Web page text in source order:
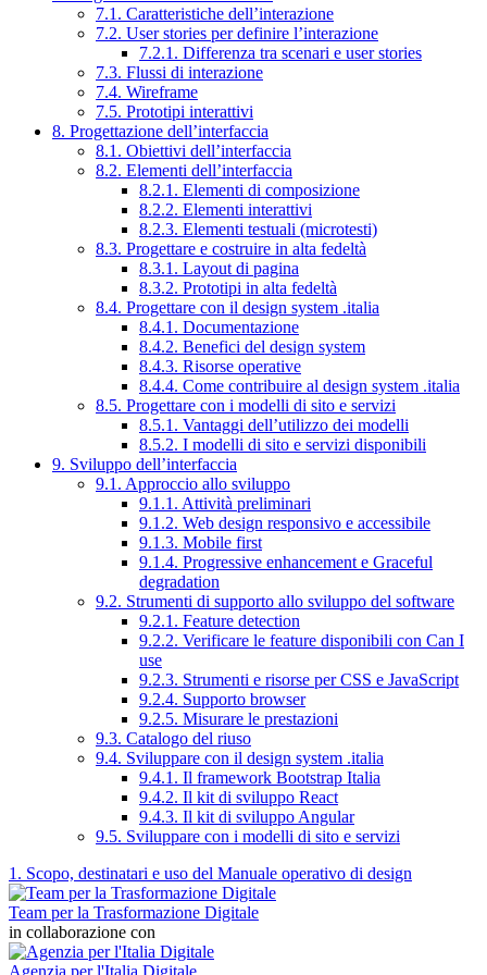
7.1. Caratteristiche dell’interazione
7.2. User stories per definire l’interazione
7.2.1. Differenza tra scenari e user stories
7.3. Flussi di interazione
7.4. Wireframe
7.5. Prototipi interattivi
8. Progettazione dell’interfaccia
8.1. Obiettivi dell’interfaccia
8.2. Elementi dell’interfaccia
8.2.1. Elementi di composizione
8.2.2. Elementi interattivi
8.2.3. Elementi testuali (microtesti)
8.3. Progettare e costruire in alta fedeltà
8.3.1. Layout di pagina
8.3.2. Prototipi in alta fedeltà
8.4. Progettare con il design system .italia
8.4.1. Documentazione
8.4.2. Benefici del design system
8.4.3. Risorse operative
8.4.4. Come contribuire al design system .italia
8.5. Progettare con i modelli di sito e servizi
8.5.1. Vantaggi dell’utilizzo dei modelli
8.5.2. I modelli di sito e servizi disponibili
9. Sviluppo dell’interfaccia
9.1. Approccio allo sviluppo
9.1.1. Attività preliminari
9.1.2. Web design responsivo e accessibile
9.1.3. Mobile first
9.1.4. Progressive enhancement e Graceful
degradation
9.2. Strumenti di supporto allo sviluppo del software
9.2.1. Feature detection
9.2.2. Verificare le feature disponibili con Can I
use
9.2.3. Strumenti e risorse per CSS e JavaScript
9.2.4. Supporto browser
9.2.5. Misurare le prestazioni
9.3. Catalogo del riuso
9.4. Sviluppare con il design system .italia
9.4.1. Il framework Bootstrap Italia
9.4.2. Il kit di sviluppo React
9.4.3. Il kit di sviluppo Angular
9.5. Sviluppare con i modelli di sito e servizi
1. Scopo, destinatari e uso del Manuale operativo di design
Team per la Trasformazione Digitale
in collaborazione con
Agenzia per l'Italia Digitale